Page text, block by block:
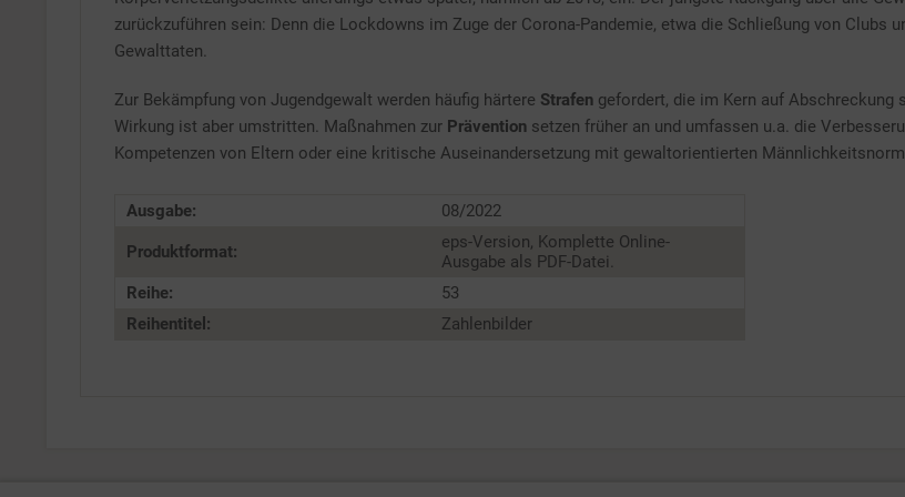
zurückzuführen sein: Denn die Lockdowns im Zuge der Corona-Pandemie, etwa die Schließung von Clubs
Gewalttaten.
Zur Bekämpfung von Jugendgewalt werden häufig härtere Strafen gefordert, die im Kern auf Abschreckung
Wirkung ist aber umstritten. Maßnahmen zur Prävention setzen früher an und umfassen u.a. die
Kompetenzen von Eltern oder eine kritische Auseinandersetzung mit gewaltorientierten
Ausgabe: 08/2022
Produktformat:
eps-Version, Komplette Online-
Ausgabe als PDF-Datei.
Reihe:
53
Reihentitel:
Zahlenbilder